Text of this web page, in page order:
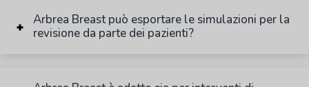
Arbrea Breast può esportare le simulazioni per la
revisione da parte dei pazienti?